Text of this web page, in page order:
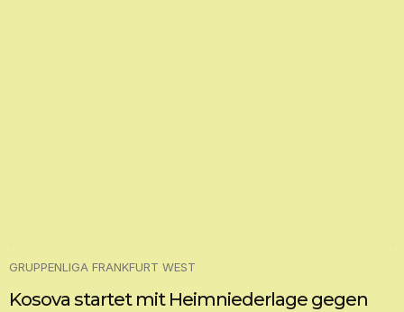
GRUPPENLIGA FRANKFURT WEST
Kosova startet mit Heimniederlage gegen